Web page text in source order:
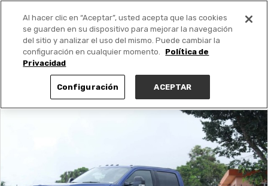
PUBLICA GRATIS +
Al hacer clic en “Aceptar”, usted acepta que las cookies
se guarden en su dispositivo para mejorar la navegación
del sitio y analizar el uso del mismo. Puede cambiar la
configuración en cualquier momento.
Política de
Privacidad
Configuración ACEPTAR